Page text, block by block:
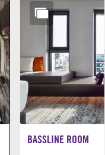
BASSLINE ROOM